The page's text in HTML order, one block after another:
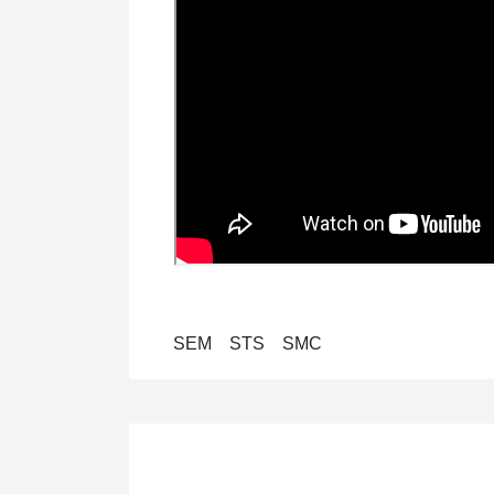
SEM STS SMC